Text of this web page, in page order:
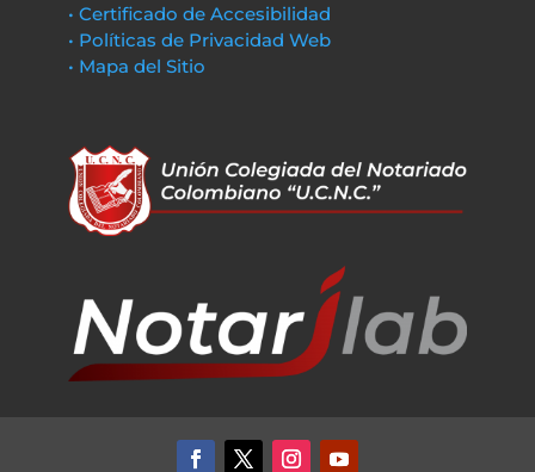
• Certificado de Accesibilidad
• Políticas de Privacidad Web
• Mapa del Sitio